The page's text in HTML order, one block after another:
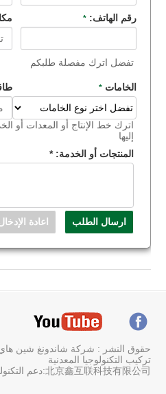
رقم الهاتف:*
تفضل اترك مفصلة طلبكم
الخامات*
اترك خط الإنتاج أو المعدات أو
إليها
المنتجات أو الخدمة:*
حقوق النشر : شركة شاندونغ شين هاي
تركيب التكنولوجيا المعدنية
北京鑫互联科技有限公司:دعم التكنولوجيا